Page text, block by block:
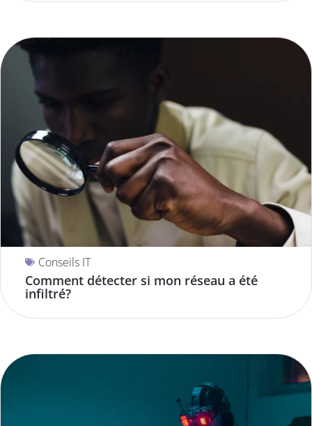
Conseils IT
Comment détecter si mon réseau a été
infiltré?